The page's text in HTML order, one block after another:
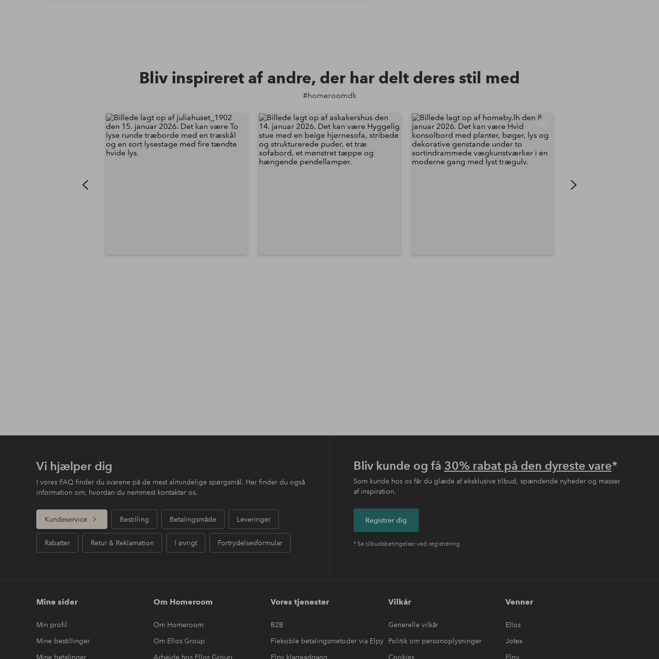
Bliv inspireret af andre, der har delt deres stil med
#homeroomdk
Vi hjælper dig
I vores FAQ finder du svarene på de mest almindelige spørgsmål. Her finder du også
information om, hvordan du nemmest kontakter os.
Kundeservice Bestilling Betalingsmåde Leveringer
Rabatter Retur & Reklamation I øvrigt Fortrydelsesformular
Bliv kunde og få 30% rabat på den dyreste vare*
Som kunde hos os får du glæde af eksklusive tilbud, spændende nyheder og masser
af inspiration.
Registrer dig
* Se tilbudsbetingelser ved registrering
Mine sider
Min profil
Mine bestillinger
Mine betalinger
Om Homeroom
Om Homeroom
Om Ellos Group
Arbejde hos Ellos Group
Vores tjenester
B2B
Fleksible betalingsmetoder via Elpy
Elpy klageadgang
Vilkår
Generelle vilkår
Politik om personoplysninger
Cookies
Venner
Ellos
Jotex
Elpy